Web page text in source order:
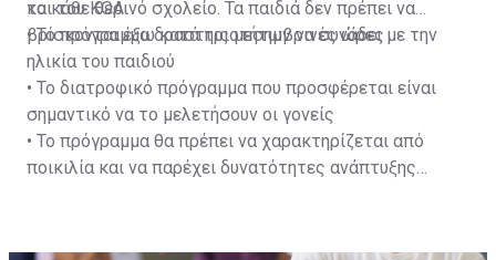
και του ΚΟΑ
το κάθε θερινό σχολείο. Τα παιδιά δεν πρέπει να
βρίσκονται έξω κατά τις μεσημβρινές ώρες
• Το πρόγραμμα δραστηριοτήτων να συνάδει με την
ηλικία του παιδιού
• Το διατροφικό πρόγραμμα που προσφέρεται είναι
σημαντικό να το μελετήσουν οι γονείς
• Το πρόγραμμα θα πρέπει να χαρακτηρίζεται από
ποικιλία και να παρέχει δυνατότητες ανάπτυξης
παιδιού ως προσωπικότητας και να παρέχει επίσης